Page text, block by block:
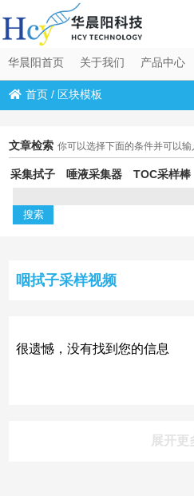
华晨阳首页 关于我们 产品中心
首页 / 区块模板
文章检索 你可以选择下面的条件并可以
采集拭子 唾液采集器 TOC采样棒
咽拭子采样视频
很遗憾，没有找到您的信息
展开更